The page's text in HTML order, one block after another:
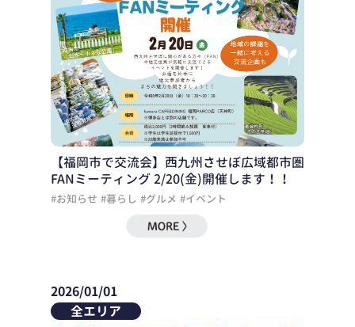
【福岡市で交流会】西九州させぼ広域都市圏
FANミーティング 2/20(金)開催します！！
#お知らせ #暮らし #グルメ #イベント
2026/01/01
全エリア